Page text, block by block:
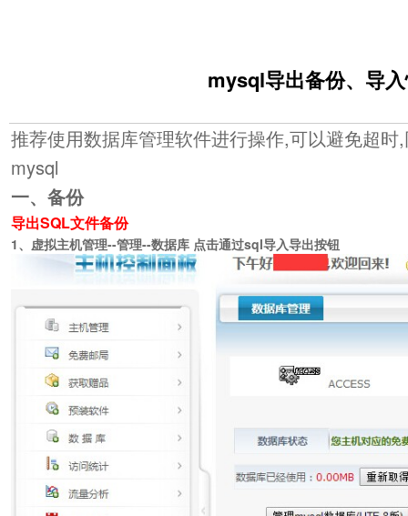
mysql导出备份、导
推荐使用数据库管理软件进行操作,可以避免超
mysql
一、备份
导出SQL文件备份
1、虚拟主机管理--管理--数据库 点击通过sql导入导出按钮